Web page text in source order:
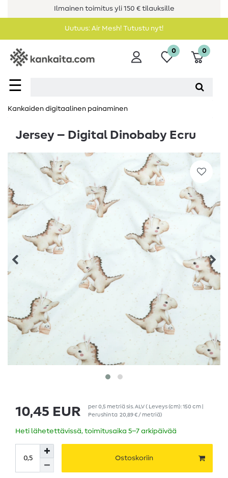
Ilmainen toimitus yli 150 € tilauksille
Uutuus: Air Mesh! Tutustu nyt!
☰
0 0
Kankaiden digitaalinen painaminen
Jersey – Digital Dinobaby Ecru
10,45 EUR per0,5 metriäsis. ALV( Leveys (cm): 150 cm |
Perushinta 20,89 € / metriä)
Heti lähetettävissä, toimitusaika 5–7 arkipäivää
Ostoskoriin